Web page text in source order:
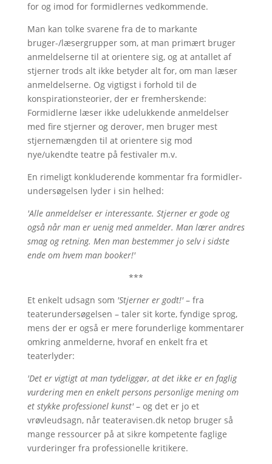
for og imod for formidlernes vedkommende.
Man kan tolke svarene fra de to markante
bruger-/læsergrupper som, at man primært bruger
anmeldelserne til at orientere sig, og at antallet af
stjerner trods alt ikke betyder alt for, om man læser
anmeldelserne. Og vigtigst i forhold til de
konspirationsteorier, der er fremherskende:
Formidlerne læser ikke udelukkende anmeldelser
med fire stjerner og derover, men bruger mest
stjernemængden til at orientere sig mod
nye/ukendte teatre på festivaler m.v.
En rimeligt konkluderende kommentar fra formidler-
undersøgelsen lyder i sin helhed:
'Alle anmeldelser er interessante. Stjerner er gode og
også når man er uenig med anmelder. Man lærer andres
smag og retning. Men man bestemmer jo selv i sidste
ende om hvem man booker!'
***
Et enkelt udsagn som 'Stjerner er godt!'– fra
teaterundersøgelsen – taler sit korte, fyndige sprog,
mens der er også er mere forunderlige kommentarer
omkring anmelderne, hvoraf en enkelt fra et
teaterlyder:
'Det er vigtigt at man tydeliggør, at det ikke er en faglig
vurdering men en enkelt persons personlige mening om
et stykke professionel kunst'– og det er jo et
vrøvleudsagn, når teateravisen.dk netop bruger så
mange ressourcer på at sikre kompetente faglige
vurderinger fra professionelle kritikere.